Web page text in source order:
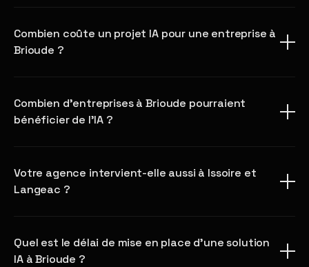
Combien coûte un projet IA pour une entreprise à
Brioude ?
Combien d'entreprises à Brioude pourraient
bénéficier de l'IA ?
Votre agence intervient-elle aussi à Issoire et
Langeac ?
Quel est le délai de mise en place d'une solution
IA à Brioude ?